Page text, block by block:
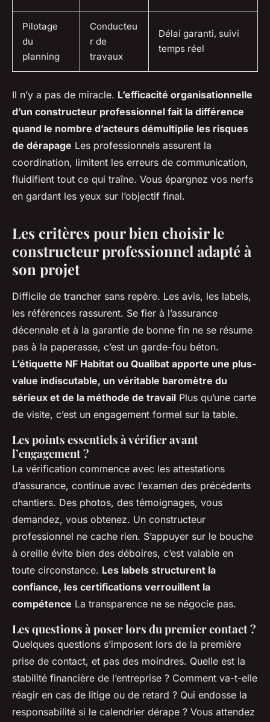
Pilotage
du
planning
Conducteu
r de
travaux
Délai garanti, suivi
temps réel
Il n’y a pas de miracle. L’efficacité organisationnelle
d’un constructeur professionnel fait la différence
quand le nombre d’acteurs démultiplie les risques
de dérapage Les professionnels assurent la
coordination, limitent les erreurs de communication,
fluidifient tout ce qui traîne. Vous épargnez vos nerfs
en gardant les yeux sur l’objectif final.
Les critères pour bien choisir le
constructeur professionnel adapté à
son projet
Difficile de trancher sans repère. Les avis, les labels,
les références rassurent. Se fier à l’assurance
décennale et à la garantie de bonne fin ne se résume
pas à la paperasse, c’est un garde-fou béton.
L’étiquette NF Habitat ou Qualibat apporte une plus-
value indiscutable, un véritable baromètre du
sérieux et de la méthode de travail Plus qu’une carte
de visite, c’est un engagement formel sur la table.
Les points essentiels à vérifier avant
l’engagement ?
La vérification commence avec les attestations
d’assurance, continue avec l’examen des précédents
chantiers. Des photos, des témoignages, vous
demandez, vous obtenez. Un constructeur
professionnel ne cache rien. S’appuyer sur le bouche
à oreille évite bien des déboires, c’est valable en
toute circonstance. Les labels structurent la
confiance, les certifications verrouillent la
compétence La transparence ne se négocie pas.
Les questions à poser lors du premier contact ?
Quelques questions s’imposent lors de la première
prise de contact, et pas des moindres. Quelle est la
stabilité financière de l’entreprise ? Comment va-t-elle
réagir en cas de litige ou de retard ? Qui endosse la
responsabilité si le calendrier dérape ? Vous attendez